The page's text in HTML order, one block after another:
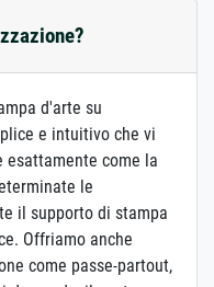
d'arte su
e intuitivo che vi
esattamente come la
le
il supporto di stampa
Offriamo anche
come passe-partout,